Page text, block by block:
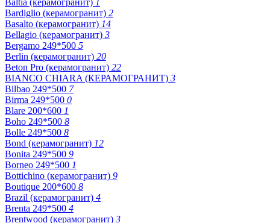
Bardiglio (керамогранит) 2
Basalto (керамогранит) 14
Bellagio (керамогранит) 3
Bergamo 249*500 5
Berlin (керамогранит) 20
Beton Pro (керамогранит) 22
BIANCO CHIARA (КЕРАМОГРАНИТ) 3
Bilbao 249*500 7
Birma 249*500 0
Blare 200*600 1
Boho 249*500 8
Bolle 249*500 8
Bond (керамогранит) 12
Bonita 249*500 9
Borneo 249*500 1
Bottichino (керамогранит) 9
Boutique 200*600 8
Brazil (керамогранит) 4
Brenta 249*500 4
Brentwood (керамогранит) 3